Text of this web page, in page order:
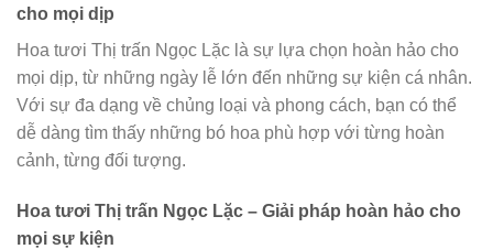
cho mọi dịp
Hoa tươi Thị trấn Ngọc Lặc là sự lựa chọn hoàn hảo cho
mọi dịp, từ những ngày lễ lớn đến những sự kiện cá nhân.
Với sự đa dạng về chủng loại và phong cách, bạn có thể
dễ dàng tìm thấy những bó hoa phù hợp với từng hoàn
cảnh, từng đối tượng.
Hoa tươi Thị trấn Ngọc Lặc – Giải pháp hoàn hảo cho
mọi sự kiện